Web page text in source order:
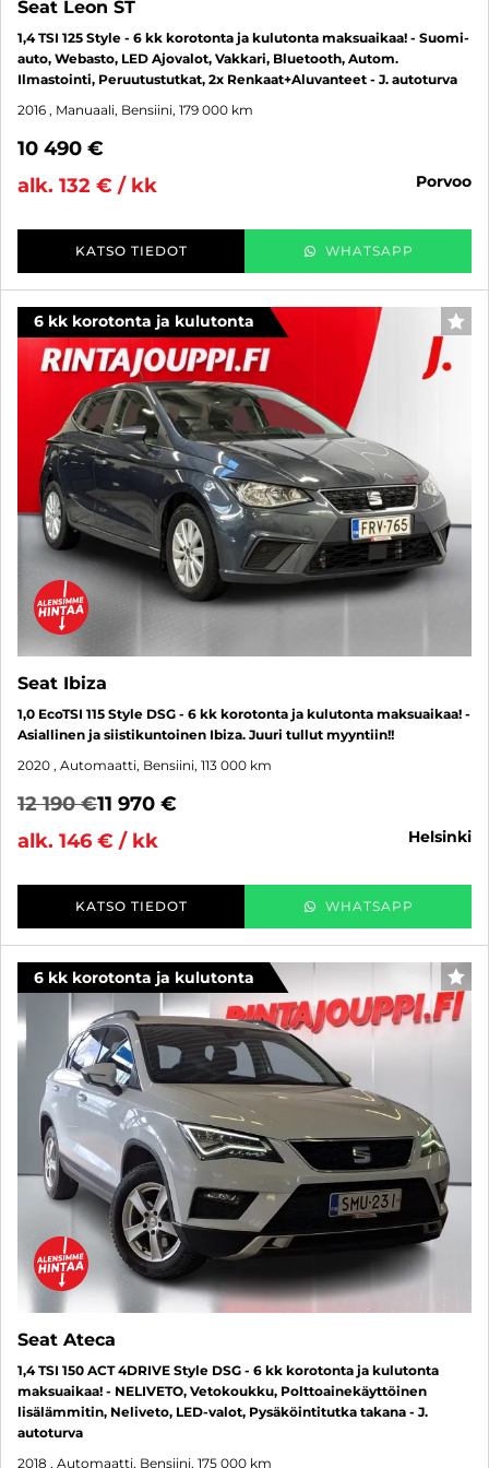
Seat Leon ST
1,4 TSI 125 Style - 6 kk korotonta ja kulutonta maksuaikaa! - Suomi-
auto, Webasto, LED Ajovalot, Vakkari, Bluetooth, Autom.
Ilmastointi, Peruutustutkat, 2x Renkaat+Aluvanteet - J. autoturva
2016 , Manuaali, Bensiini, 179 000 km
10 490 €
alk. 132 € / kk
porvoo
KATSO TIEDOT WHATSAPP
6 kk korotonta ja kulutonta
Seat Ibiza
1,0 EcoTSI 115 Style DSG - 6 kk korotonta ja kulutonta maksuaikaa! -
Asiallinen ja siistikuntoinen Ibiza. Juuri tullut myyntiin!!
2020 , Automaatti, Bensiini, 113 000 km
12 190 €11 970 €
alk. 146 € / kk
helsinki
KATSO TIEDOT WHATSAPP
6 kk korotonta ja kulutonta
Seat Ateca
1,4 TSI 150 ACT 4DRIVE Style DSG - 6 kk korotonta ja kulutonta
maksuaikaa! - NELIVETO, Vetokoukku, Polttoainekäyttöinen
lisälämmitin, Neliveto, LED-valot, Pysäköintitutka takana - J.
autoturva
2018 , Automaatti, Bensiini, 175 000 km